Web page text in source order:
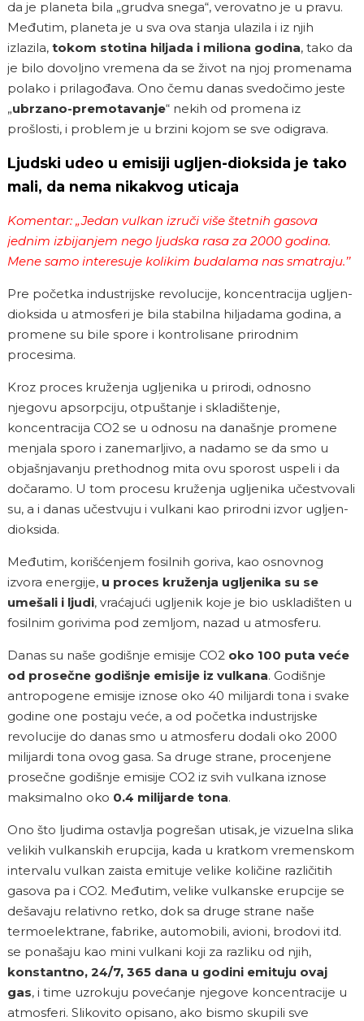
da je planeta bila „grudva snega“, verovatno je u pravu.
Međutim, planeta je u sva ova stanja ulazila i iz njih
izlazila, tokom stotina hiljada i miliona godina, tako da
je bilo dovoljno vremena da se život na njoj promenama
polako i prilagođava. Ono čemu danas svedočimo jeste
„ubrzano-premotavanje“ nekih od promena iz
prošlosti, i problem je u brzini kojom se sve odigrava.
Ljudski udeo u emisiji ugljen-dioksida je tako
mali, da nema nikakvog uticaja
Komentar: „Jedan vulkan izruči više štetnih gasova
jednim izbijanjem nego ljudska rasa za 2000 godina.
Mene samo interesuje kolikim budalama nas smatraju.’’
Pre početka industrijske revolucije, koncentracija ugljen-
dioksida u atmosferi je bila stabilna hiljadama godina, a
promene su bile spore i kontrolisane prirodnim
procesima.
Kroz proces kruženja ugljenika u prirodi, odnosno
njegovu apsorpciju, otpuštanje i skladištenje,
koncentracija CO2 se u odnosu na današnje promene
menjala sporo i zanemarljivo, a nadamo se da smo u
objašnjavanju prethodnog mita ovu sporost uspeli i da
dočaramo. U tom procesu kruženja ugljenika učestvovali
su, a i danas učestvuju i vulkani kao prirodni izvor ugljen-
dioksida.
Međutim, korišćenjem fosilnih goriva, kao osnovnog
izvora energije, u proces kruženja ugljenika su se
umešali i ljudi, vraćajući ugljenik koje je bio uskladišten u
fosilnim gorivima pod zemljom, nazad u atmosferu.
Danas su naše godišnje emisije CO2 oko 100 puta veće
od prosečne godišnje emisije iz vulkana. Godišnje
antropogene emisije iznose oko 40 milijardi tona i svake
godine one postaju veće, a od početka industrijske
revolucije do danas smo u atmosferu dodali oko 2000
milijardi tona ovog gasa. Sa druge strane, procenjene
prosečne godišnje emisije CO2 iz svih vulkana iznose
maksimalno oko 0.4 milijarde tona.
Ono što ljudima ostavlja pogrešan utisak, je vizuelna slika
velikih vulkanskih erupcija, kada u kratkom vremenskom
intervalu vulkan zaista emituje velike količine različitih
gasova pa i CO2. Međutim, velike vulkanske erupcije se
dešavaju relativno retko, dok sa druge strane naše
termoelektrane, fabrike, automobili, avioni, brodovi itd.
se ponašaju kao mini vulkani koji za razliku od njih,
konstantno, 24/7, 365 dana u godini emituju ovaj
gas, i time uzrokuju povećanje njegove koncentracije u
atmosferi. Slikovito opisano, ako bismo skupili sve